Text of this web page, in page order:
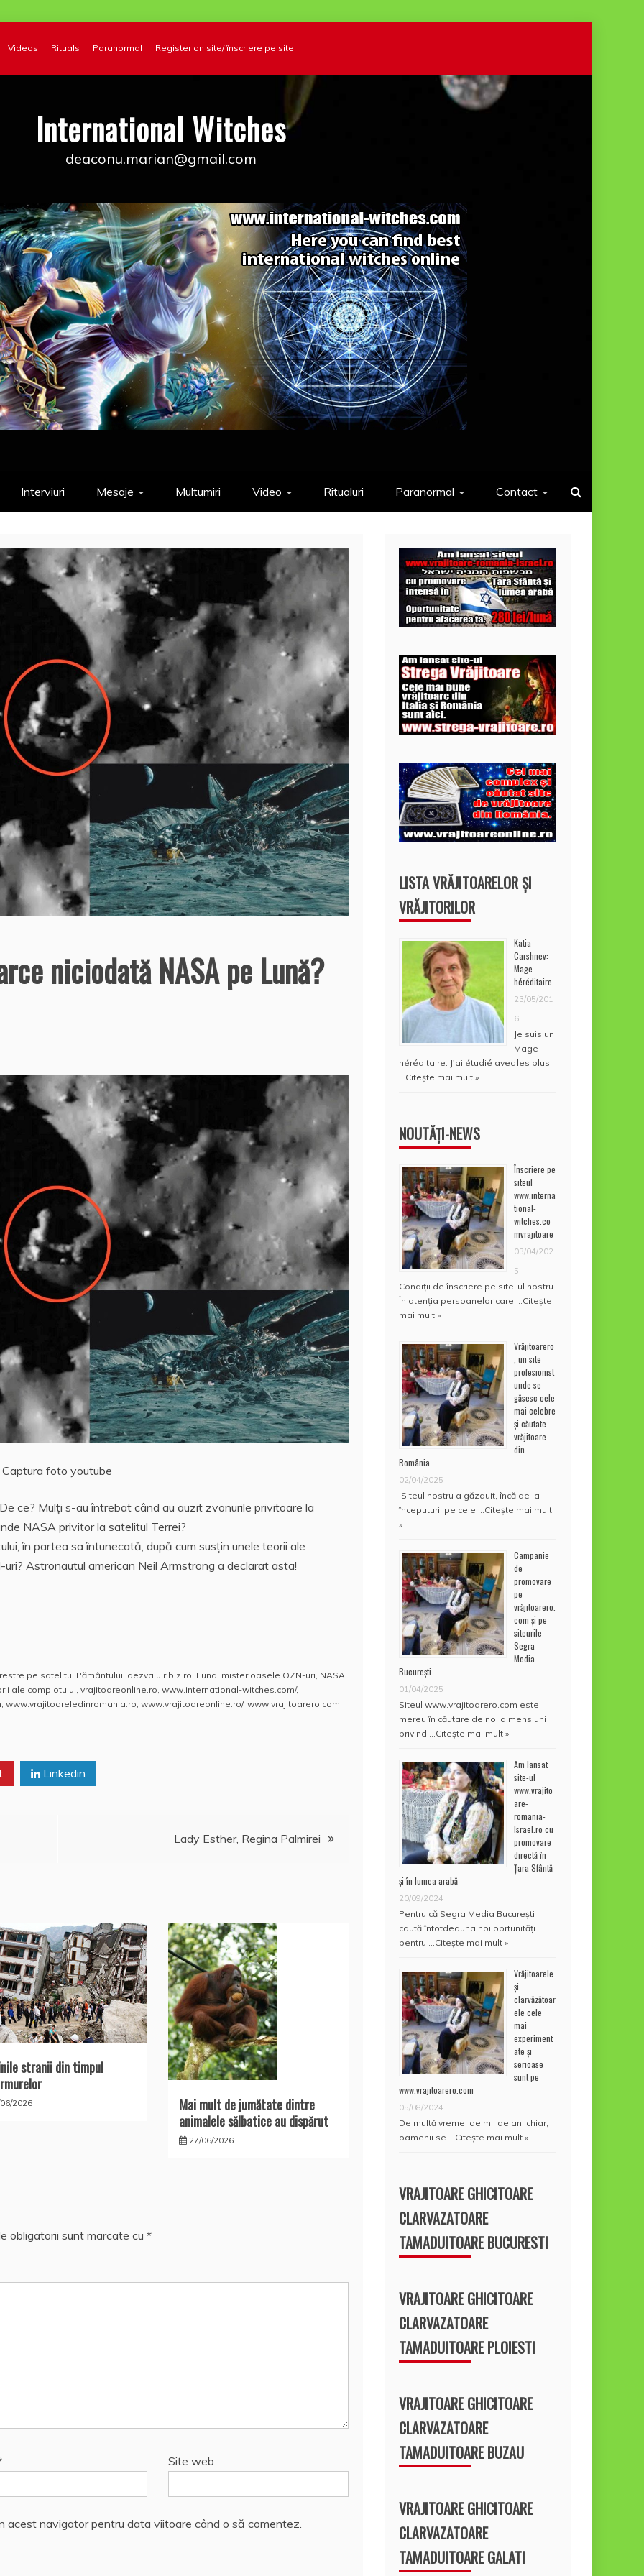
Videos Rituals Paranormal
Register on site/ înscriere pe site
International Witches
deaconu.marian@gmail.com
Interviuri Mesaje Multumiri Video Ritualuri Paranormal Contact
niciodată NASA pe Lună?
Captura foto youtube
ce? Mulţi s-au întrebat când au auzit zvonurile privitoare la
NASA privitor la satelitul Terrei?
în partea sa întunecată, după cum susţin unele teorii ale
Astronautul american Neil Armstrong a declarat asta!
pe satelitul Pământului dezvaluiribiz.ro Luna misterioasele OZN-uri NASA
ale complotului vrajitoareonline.ro www.international-witches.com/,
www.vrajitoareledinromania.ro www.vrajitoareonline.ro/, www.vrajitoarero.com
Linkedin
Lady Esther, Regina Palmirei
stranii din timpul
2026
Mai mult de jumătate dintre
animalele sălbatice au dispărut
27/06/2026
obligatorii sunt marcate cu *
Site web
acest navigator pentru data viitoare când o să comentez.
LISTA VRĂJITOARELOR ȘI
VRĂJITORILOR
Katia
Carshnev:
Mage
héréditaire
23/05/201
6
Je suis un
Mage
héréditaire. J'ai étudié avec les plus
Citește mai mult »
NOUTĂȚI-NEWS
Înscriere pe
siteul
www.interna
tional-
witches.co
mvrajitoare
03/04/202
5
Condiţii de înscriere pe site-ul nostru
În atenţia persoanelor care … Citește
mai mult »
Vrăjitoarero
, un site
profesionist
unde se
găsesc cele
mai celebre
și căutate
vrăjitoare
din
România
02/04/2025
Siteul nostru a găzduit, încă de la
începuturi, pe cele … Citește mai mult
»
Campanie
de
promovare
pe
vrăjitoarero.
com și pe
siteurile
Segra
Media
București
01/04/2025
Siteul www.vrajitoarero.com este
mereu în căutare de noi dimensiuni
privind … Citește mai mult »
Am lansat
site-ul
www.vrajito
are-
romania-
Israel.ro cu
promovare
directă în
Țara Sfântă
și în lumea arabă
20/09/2024
Pentru că Segra Media București
caută întotdeauna noi oprtunități
pentru … Citește mai mult »
Vrăjitoarele
și
clarvăzătoar
ele cele
mai
experiment
ate și
serioase
sunt pe
www.vrajitoarero.com
05/08/2024
De multă vreme, de mii de ani chiar,
oamenii se … Citește mai mult »
VRAJITOARE GHICITOARE
CLARVAZATOARE
TAMADUITOARE BUCURESTI
VRAJITOARE GHICITOARE
CLARVAZATOARE
TAMADUITOARE PLOIESTI
VRAJITOARE GHICITOARE
CLARVAZATOARE
TAMADUITOARE BUZAU
VRAJITOARE GHICITOARE
CLARVAZATOARE
TAMADUITOARE GALATI